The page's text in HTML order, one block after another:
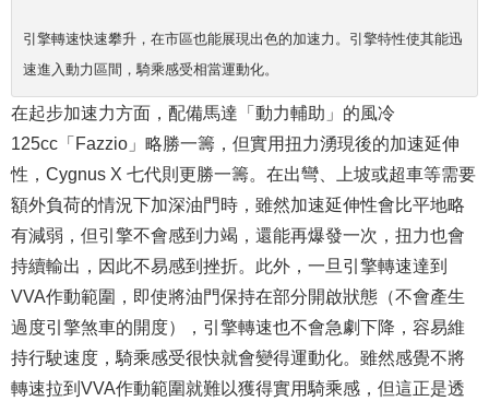
引擎轉速快速攀升，在市區也能展現出色的加速力。引擎特性使其能迅
速進入動力區間，騎乘感受相當運動化。
在起步加速力方面，配備馬達「動力輔助」的風冷
125cc「Fazzio」略勝一籌，但實用扭力湧現後的加速延伸
性，Cygnus X 七代則更勝一籌。在出彎、上坡或超車等需要
額外負荷的情況下加深油門時，雖然加速延伸性會比平地略
有減弱，但引擎不會感到力竭，還能再爆發一次，扭力也會
持續輸出，因此不易感到挫折。此外，一旦引擎轉速達到
VVA作動範圍，即使將油門保持在部分開啟狀態（不會產生
過度引擎煞車的開度），引擎轉速也不會急劇下降，容易維
持行駛速度，騎乘感受很快就會變得運動化。雖然感覺不將
轉速拉到VVA作動範圍就難以獲得實用騎乘感，但這正是透